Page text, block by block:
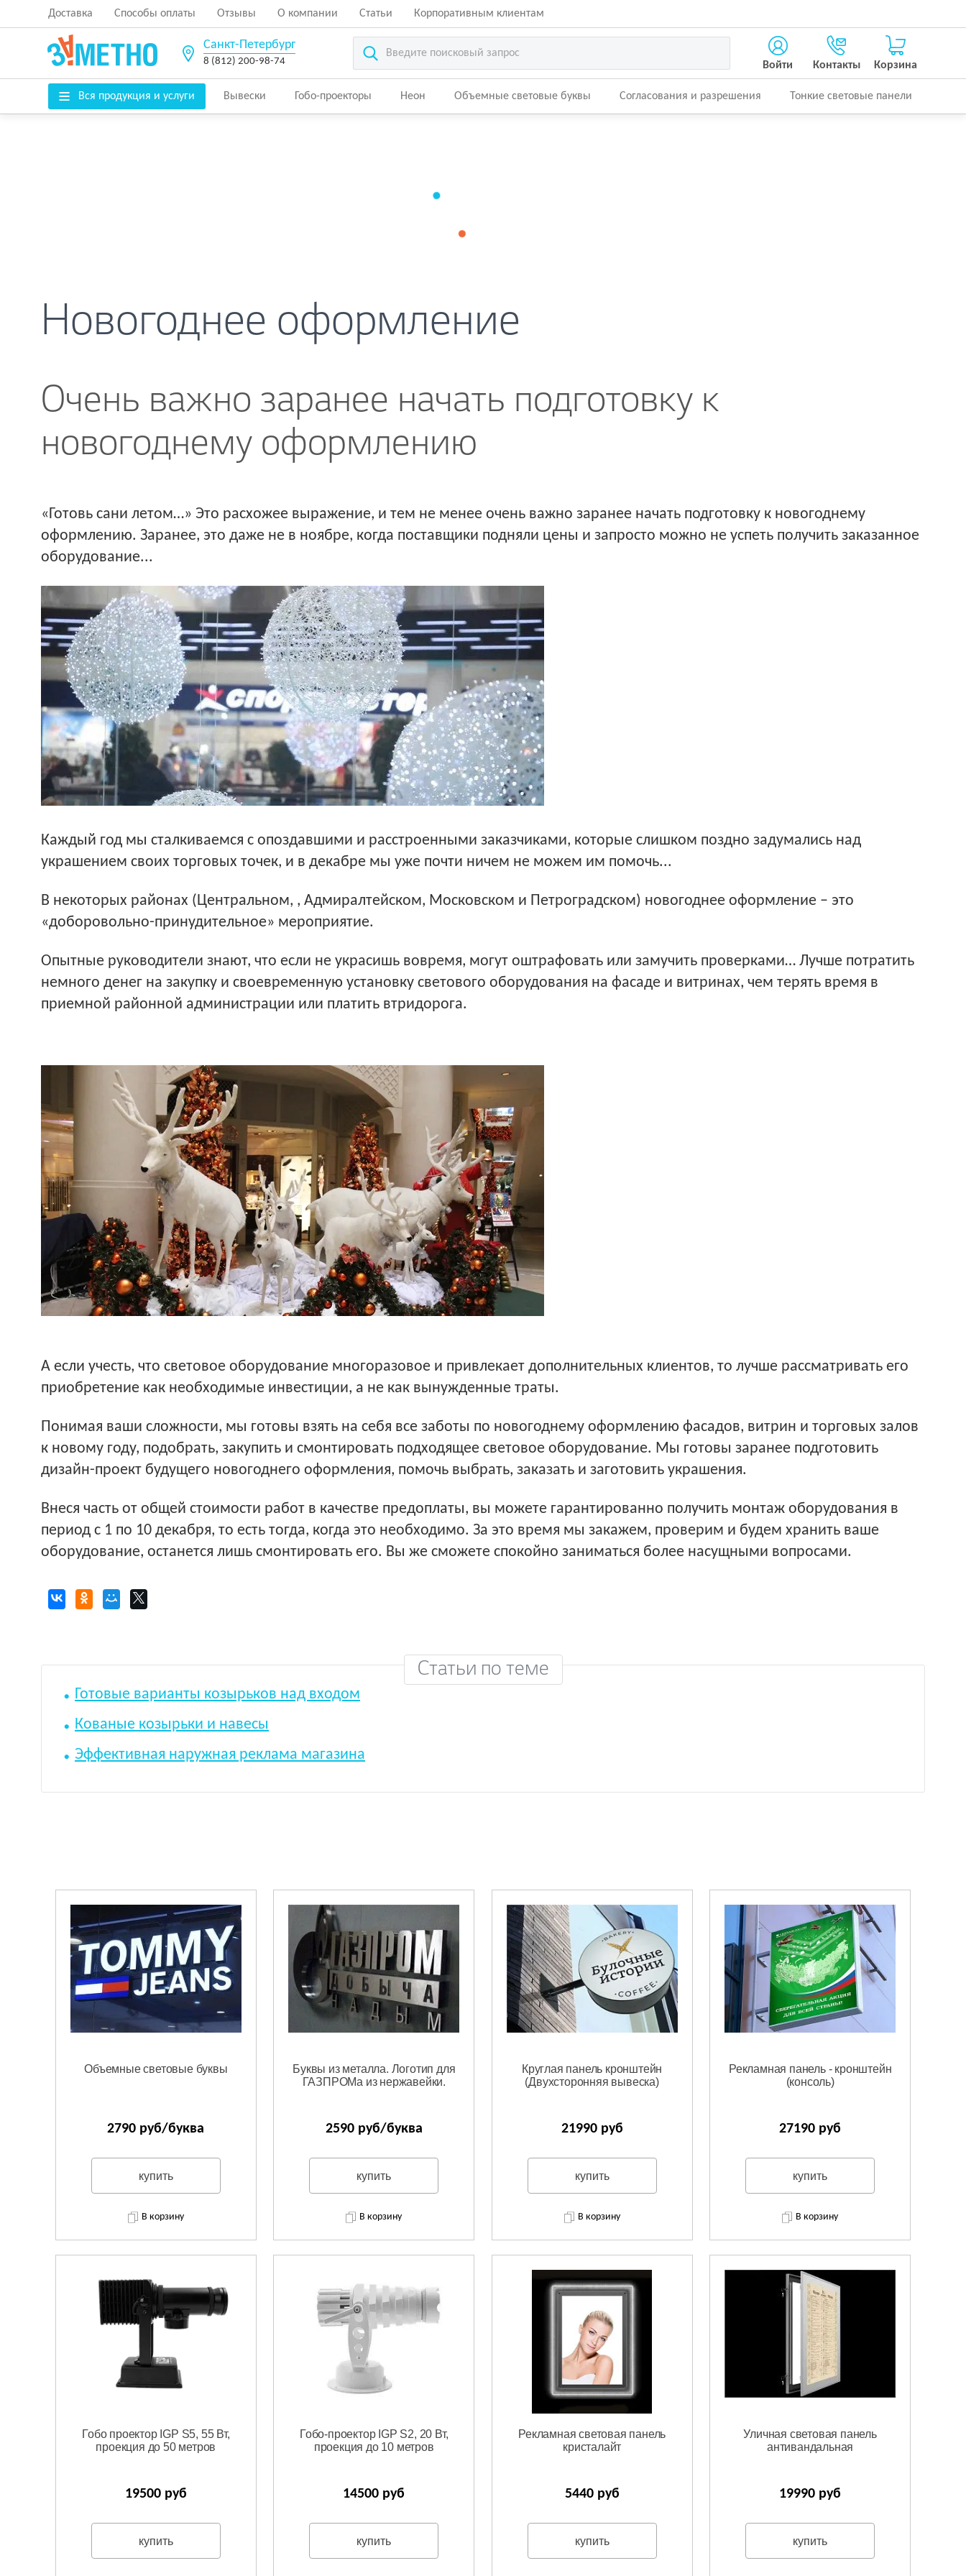
Доставка Способы оплаты Отзывы О компании Статьи Корпоративным клиентам
Санкт-Петербург
8 (812) 200-98-74 Войти Контакты Корзина
Вся продукция и услуги Вывески Гобо-проекторы Неон Объемные световые буквы Согласования и разрешения Тонкие световые панели
Новогоднее оформление
Очень важно заранее начать подготовку к
новогоднему оформлению
«Готовь сани летом…» Это расхожее выражение, и тем не менее очень важно заранее начать подготовку к новогоднему
оформлению. Заранее, это даже не в ноябре, когда поставщики подняли цены и запросто можно не успеть получить заказанное
оборудование...
Каждый год мы сталкиваемся с опоздавшими и расстроенными заказчиками, которые слишком поздно задумались над
украшением своих торговых точек, и в декабре мы уже почти ничем не можем им помочь...
В некоторых районах (Центральном, , Адмиралтейском, Московском и Петроградском) новогоднее оформление – это
«доборовольно-принудительное» мероприятие.
Опытные руководители знают, что если не украсишь вовремя, могут оштрафовать или замучить проверками… Лучше потратить
немного денег на закупку и своевременную установку светового оборудования на фасаде и витринах, чем терять время в
приемной районной администрации или платить втридорога.
А если учесть, что световое оборудование многоразовое и привлекает дополнительных клиентов, то лучше рассматривать его
приобретение как необходимые инвестиции, а не как вынужденные траты.
Понимая ваши сложности, мы готовы взять на себя все заботы по новогоднему оформлению фасадов, витрин и торговых залов
к новому году, подобрать, закупить и смонтировать подходящее световое оборудование. Мы готовы заранее подготовить
дизайн-проект будущего новогоднего оформления, помочь выбрать, заказать и заготовить украшения.
Внеся часть от общей стоимости работ в качестве предоплаты, вы можете гарантированно получить монтаж оборудования в
период с 1 по 10 декабря, то есть тогда, когда это необходимо. За это время мы закажем, проверим и будем хранить ваше
оборудование, останется лишь смонтировать его. Вы же сможете спокойно заниматься более насущными вопросами.
Статьи по теме
Готовые варианты козырьков над входом
Кованые козырьки и навесы
Эффективная наружная реклама магазина
Объемные световые буквы
2790 руб/буква
купить
В корзину
Буквы из металла. Логотип для
ГАЗПРОМа из нержавейки.
2590 руб/буква
купить
В корзину
Круглая панель кронштейн
(Двухсторонняя вывеска)
21990 руб
купить
В корзину
Рекламная панель - кронштейн
(консоль)
27190 руб
купить
В корзину
Гобо проектор IGP S5, 55 Вт,
проекция до 50 метров
19500 руб
купить
Гобо-проектор IGP S2, 20 Вт,
проекция до 10 метров
14500 руб
купить
Рекламная световая панель
кристалайт
5440 руб
купить
Уличная световая панель
антивандальная
19990 руб
купить